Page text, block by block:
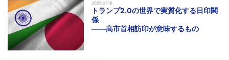
2026.07.16
トランプ2.0の世界で実質化する日印関
係
――高市首相訪印が意味するもの